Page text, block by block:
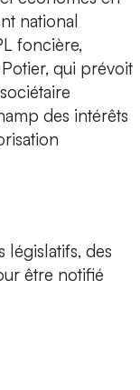
national
foncière,
qui prévoit
des intérêts
législatifs, des
être notifié